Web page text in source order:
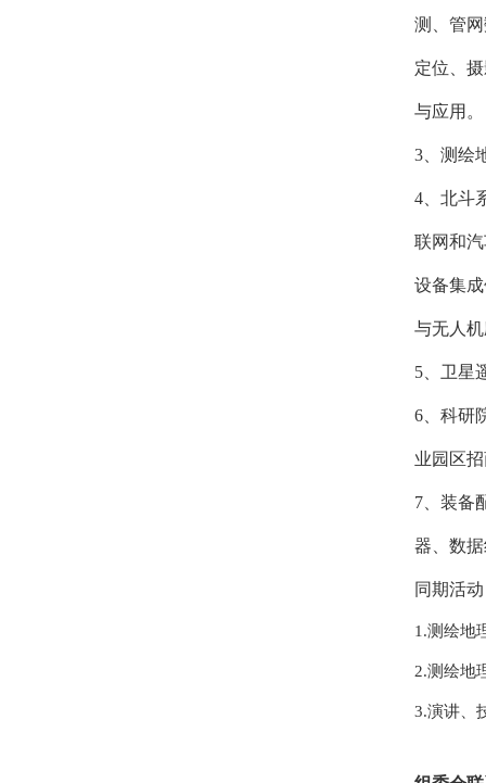
测、管
定位、
与应用。
3、测绘
4、北斗
联网和
设备集
与无人
5、卫星
6、科研
业园区
7、装备
器、数
同期活
1.测绘地
2.测绘地
3.演讲、